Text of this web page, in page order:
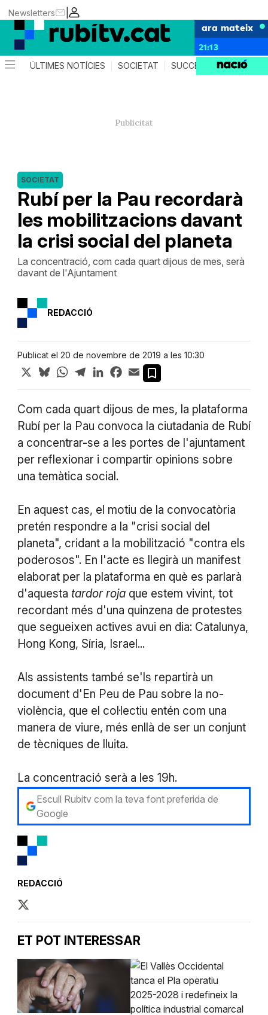
|
Newsletters
ara mateix
21:13
ÚLTIMES NOTÍCIES SOCIETAT SUCCESSOS
Rubí per la Pau recordarà
les mobilitzacions davant
la crisi social del planeta
SOCIETAT
La concentració, com cada quart dijous de mes, serà
davant de l'Ajuntament
REDACCIÓ
Publicat el 20 de novembre de 2019 a les 10:30
X BlueskyWhatsApp
TelegramLinkedInFacebook
Email
Com cada quart dijous de mes, la plataforma
Rubí per la Pau convoca la ciutadania de Rubí
a concentrar-se a les portes de l'ajuntament
per reflexionar i compartir opinions sobre
una temàtica social.
En aquest cas, el motiu de la convocatòria
pretén respondre a la "crisi social del
planeta", cridant a la mobilització "contra els
poderosos". En l'acte es llegirà un manifest
elaborat per la plataforma en què es parlarà
d'aquesta tardor rojaque estem vivint, tot
recordant més d'una quinzena de protestes
que segueixen actives avui en dia: Catalunya,
Hong Kong, Síria, Israel...
Als assistents també se'ls repartirà un
document d'En Peu de Pau sobre la no-
violència, que el col·lectiu entén com una
manera de viure, més enllà de ser un conjunt
de tècniques de lluita.
La concentració serà a les 19h.
Escull Rubitv com la teva font preferida de
Google
REDACCIÓ
ET POT INTERESSAR